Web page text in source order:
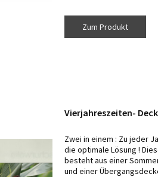
Zum Produkt
Vierjahreszeiten-
Zwei in einem : Zu jeder
die optimale Lösung !
besteht aus einer
und einer